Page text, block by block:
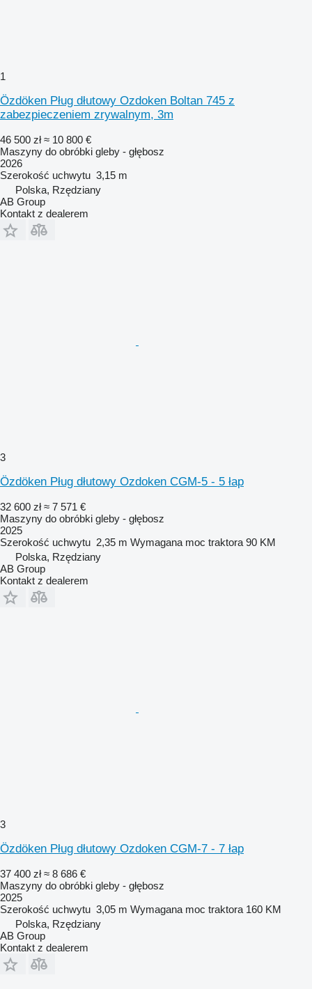
1
Özdöken Pług dłutowy Ozdoken Boltan 745 z
zabezpieczeniem zrywalnym, 3m
46 500 zł ≈ 10 800 €
Maszyny do obróbki gleby - głębosz
2026
Szerokość uchwytu 3,15 m
Polska, Rzędziany
AB Group
Kontakt z dealerem
3
Özdöken Pług dłutowy Ozdoken CGM-5 - 5 łap
32 600 zł ≈ 7 571 €
Maszyny do obróbki gleby - głębosz
2025
Szerokość uchwytu 2,35 m Wymagana moc traktora 90 KM
Polska, Rzędziany
AB Group
Kontakt z dealerem
3
Özdöken Pług dłutowy Ozdoken CGM-7 - 7 łap
37 400 zł ≈ 8 686 €
Maszyny do obróbki gleby - głębosz
2025
Szerokość uchwytu 3,05 m Wymagana moc traktora 160 KM
Polska, Rzędziany
AB Group
Kontakt z dealerem